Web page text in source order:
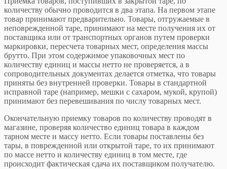
количеству обычно проводится в два этапа. На первом этапе
товар принимают предварительно. Товары, отгружаемые в
неповрежденной таре, принимают на месте получения их от
поставщика или от транспортных органов путем проверки
маркировки, пересчета товарных мест, определения массы
брутто. При этом содержимое упаковочных мест по
количеству единиц и массы нетто не проверяется, а в
сопроводительных документах делается отметка, что товары
приняты без внутренней проверки. Товары в стандартной
исправной таре (например, мешки с сахаром, мукой, крупой)
принимают без перевешивания по числу товарных мест.
Окончательную приемку товаров по количеству проводят в
магазине, проверяя количество единиц товара в каждом
тарном месте и массу нетто. Если товары поставлены без
тары, в поврежденной или открытой таре, то их принимают
по массе нетто и количеству единиц в том месте, где
происходит фактическая сдача их поставщиком получателю.